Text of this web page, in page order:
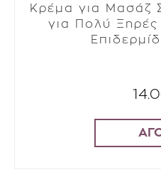
Κρέμα για Μασάζ
για Πολύ